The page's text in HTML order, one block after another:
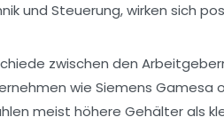
und Steuerung, wirken sich
zwischen den
wie Siemens Gamesa
meist höhere Gehälter als